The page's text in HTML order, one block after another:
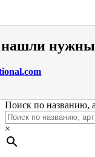
Поиск по названию,
×